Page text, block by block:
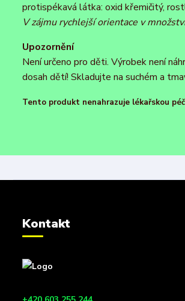
protispékavá látka: oxid křemičitý,
V zájmu rychlejší orientace v
Upozornění
Není určeno pro děti. Výrobek není
dosah dětí! Skladujte na suchém a
Tento produkt nenahrazuje lékařskou
Kontakt